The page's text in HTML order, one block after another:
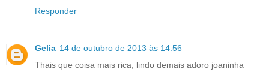
Responder
Gelia 14 de outubro de 2013 às 14:56
Thais que coisa mais rica, lindo demais adoro joaninha